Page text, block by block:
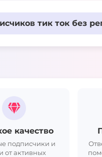
тик ток без
качество
подписчики и
от активных